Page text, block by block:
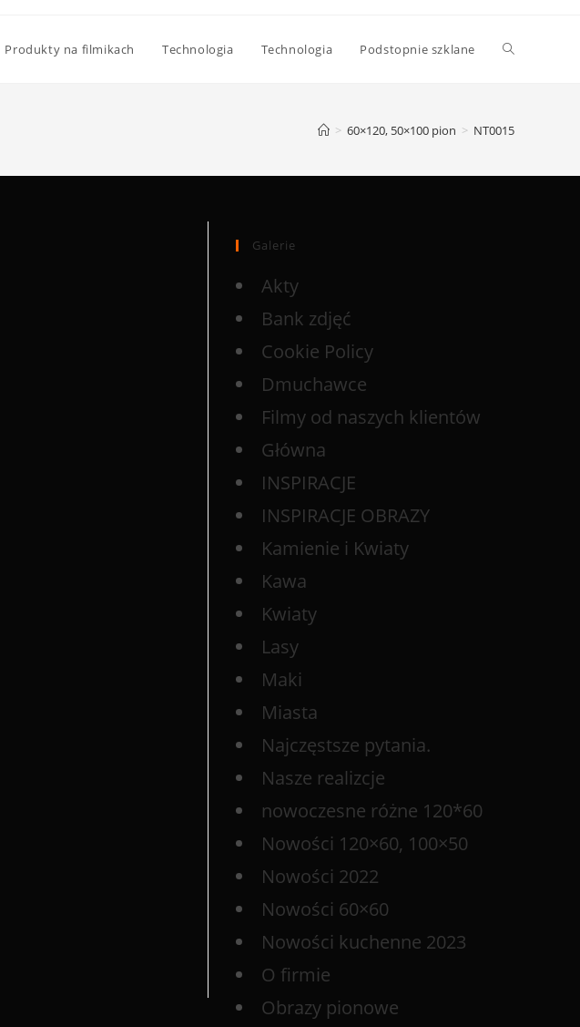
Produkty na filmikach Technologia Technologia Podstopnie szklane
> 60×120, 50×100 pion > NT0015
Galerie
Akty
Bank zdjęć
Cookie Policy
Dmuchawce
Filmy od naszych klientów
Główna
INSPIRACJE
INSPIRACJE OBRAZY
Kamienie i Kwiaty
Kawa
Kwiaty
Lasy
Maki
Miasta
Najczęstsze pytania.
Nasze realizcje
nowoczesne różne 120*60
Nowości 120×60, 100×50
Nowości 2022
Nowości 60×60
Nowości kuchenne 2023
O firmie
Obrazy pionowe